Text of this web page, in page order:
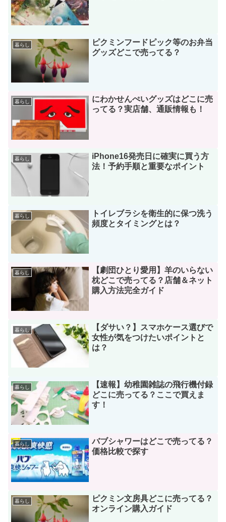
暮らし
ピクミンフードピック等のお弁当
グッズどこで売ってる？
暮らし
にわかせんぺいグッズはどこに売
ってる？実店舗、通販情報も！
暮らし
iPhone16発売日に確実に買う方
法！予約手順と重要なポイント
暮らし
トイレブラシを衛生的に保つ洗う
頻度とタイミングとは？
暮らし
【劇団ひとり愛用】羊のいらない
枕どこで売ってる？店舗＆ネット
購入方法完全ガイド
暮らし
【ダサい？】スマホケース選びで
女性が気をつけたいポイントと
は？
暮らし
【速報】幼稚園雑誌の飛行機付録
どこに売ってる？ここで買えま
す！
暮らし
バブシャワーはどこで売ってる？
価格比較で探す
暮らし
ピクミン文房具どこに売ってる？
オンライン購入ガイド